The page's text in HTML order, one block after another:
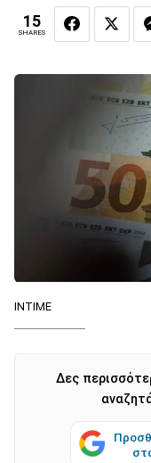
15
SHARES
ΙΝΤΙΜΕ
Δες